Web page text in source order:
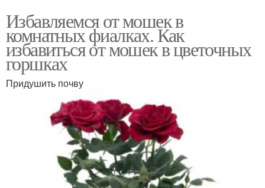
Избавляемся от мошек в
комнатных фиалках. Как
избавиться от мошек в цветочных
горшках
Придушить почву